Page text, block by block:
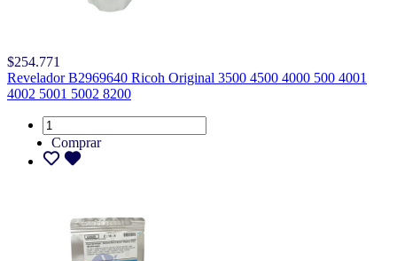
$254.771
Revelador B2969640 Ricoh Original 3500 4500 4000 500 4001
4002 5001 5002 8200
Comprar